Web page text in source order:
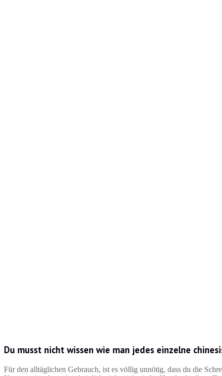
Du musst nicht wissen wie man jedes einzelne
Für den alltäglichen Gebrauch, ist es völlig unnötig, dass du die